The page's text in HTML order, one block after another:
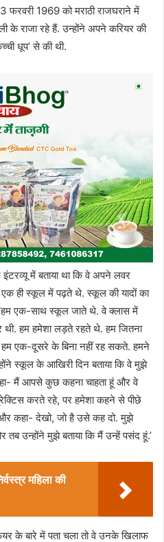
फरवरी 1969 को मराठी राजघराने में
के राजा रहे हैं. उन्होंने अपने करियर की
धूप’ से की थी.
इंटरव्यू में बताया था कि वे अपने लवर
एक ही स्कूल में पढ़ते थे. स्कूल की यादों का
एक-साथ स्कूल जाते थे. वे क्लास में
हम हमेशा लड़ते रहते थे. हम जितना
हम एक-दूसरे के बिना नहीं रह सकते. हमने
स्कूल के आखिरी दिन बताया कि वे मुझे
मैं आपसे कुछ कहना चाहता हूं और वे
करते रहे, पर हमेशा कहने से पीछे
कहा- देखो, जो है उसे कह दो. मुझे
तब उन्होंने मुझे बताया कि मैं उन्हें पसंद हूं.’
महिला की
के बारे में पता चला तो वे उनके खिलाफ